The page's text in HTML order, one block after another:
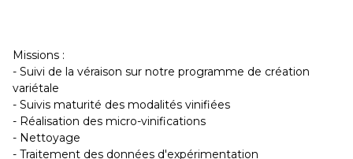
Missions :
- Suivi de la véraison sur notre programme de création
variétale
- Suivis maturité des modalités vinifiées
- Réalisation des micro-vinifications
- Nettoyage
- Traitement des données d'expérimentation